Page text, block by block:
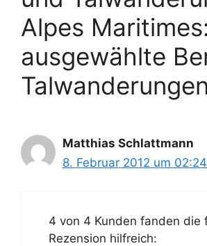
Alpes
ausgewählte
Matthias Schlattmann
8. Februar 2012 um
4 von 4 Kunden fanden die
Rezension hilfreich: